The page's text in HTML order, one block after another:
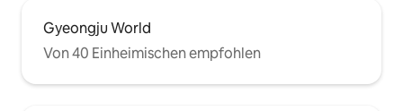
Gyeongju World
Von 40 Einheimischen empfohlen